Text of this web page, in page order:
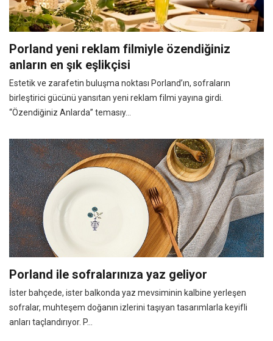
Porland yeni reklam filmiyle özendiğiniz
anların en şık eşlikçisi
Estetik ve zarafetin buluşma noktası Porland’ın, sofraların
birleştirici gücünü yansıtan yeni reklam filmi yayına girdi.
“Özendiğiniz Anlarda” temasıy...
Porland ile sofralarınıza yaz geliyor
İster bahçede, ister balkonda yaz mevsiminin kalbine yerleşen
sofralar, muhteşem doğanın izlerini taşıyan tasarımlarla keyifli
anları taçlandırıyor. P...